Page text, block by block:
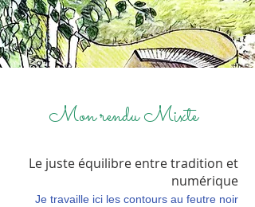
Mon rendu Mixte
Le juste équilibre entre tradition et
numérique
Je travaille ici les contours au feutre noir